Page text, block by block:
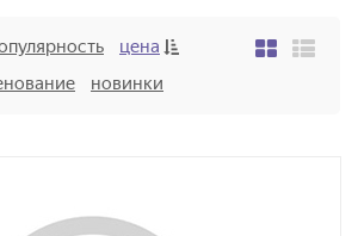
цена
новинки